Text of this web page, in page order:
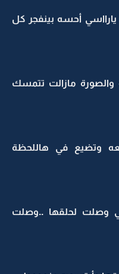
يارااسي أحسه بينفجر كل
والصورة مازالت تتمسك
وتضيع في هاللحظة
وصلت لحلقها ..وصلت